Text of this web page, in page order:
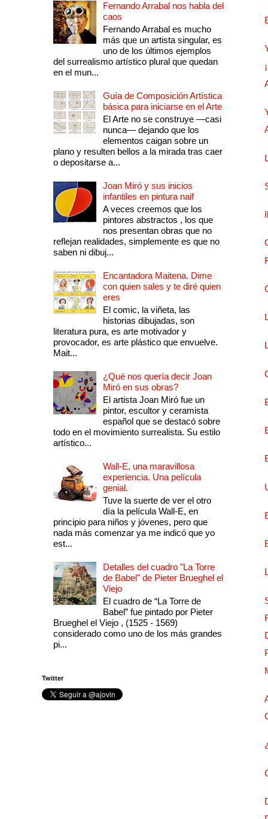
Fernando Arrabal nos habla del
caos
Fernando Arrabal es mucho
más que un artista singular, es
uno de los últimos ejemplos
del surrealismo artístico plural que quedan
en el mun...
Guía de Composición Artística
básica para iniciarse en el Arte
El Arte no se construye —casi
nunca— dejando que los
elementos caigan sobre un
plano y resulten bellos a la mirada tras caer
o depositarse a...
Joan Miró y sus inicios
infantiles en pintura naif
A veces creemos que los
pintores abstractos , los que
nos presentan obras que no
reflejan realidades, simplemente es que no
saben ni dibuj...
Encantadora Maitena. Dime
con quien sales y te diré quien
eres
El comic, la viñeta, las
historias dibujadas, son
literatura pura, es arte motivador y
provocador, es arte plástico que envuelve.
Mait...
¿Qué nos quería decir Joan
Miró en sus obras?
El artista Joan Miró fue un
pintor, escultor y ceramista
español que se destacó sobre
todo en el movimiento surrealista. Su estilo
artístico...
Wall-E, una maravillosa
experiencia. Una película
genial.
Tuve la suerte de ver el otro
día la película Wall-E, en
principio para niños y jóvenes, pero que
nada más comenzar ya me indicó que yo
est...
Detalles del cuadro "La Torre
de Babel" de Pieter Brueghel el
Viejo
El cuadro de “La Torre de
Babel” fue pintado por Pieter
Brueghel el Viejo , (1525 - 1569)
considerado como uno de los más grandes
pi...
Twitter